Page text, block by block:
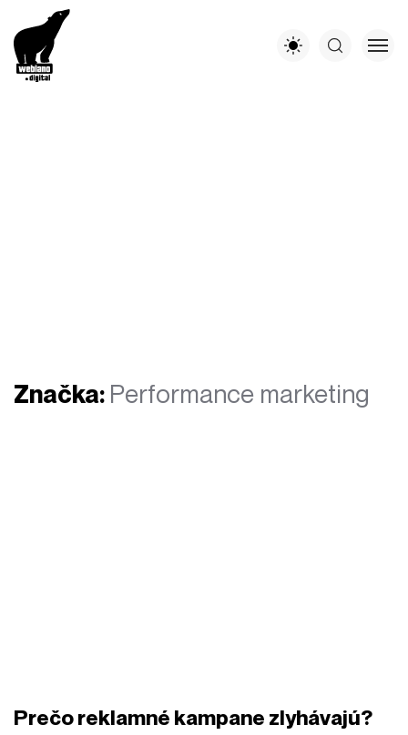
Značka: Performance marketing
Prečo reklamné kampane zlyhávajú?